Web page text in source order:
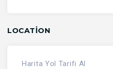
LOCATION
Harita Yol Tarifi Al